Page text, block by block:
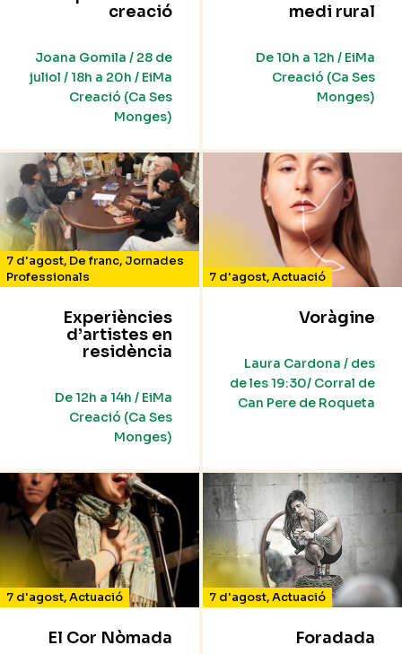
creació
Joana Gomila / 28 de
juliol / 18h a 20h / EiMa
Creació (Ca Ses
Monges)
medi rural
De 10h a 12h / EiMa
Creació (Ca Ses
Monges)
7 d'agost, De franc, Jornades
Professionals
Experiències
d’artistes en
residència
De 12h a 14h / EiMa
Creació (Ca Ses
Monges)
7 d'agost,Actuació
Voràgine
Laura Cardona / des
de les 19:30/ Corral de
Can Pere de Roqueta
7 d'agost,Actuació
El Cor Nòmada
7 d'agost,Actuació
Foradada